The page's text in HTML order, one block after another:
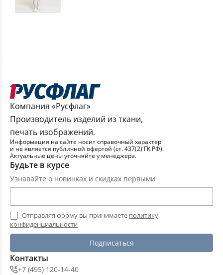
Компания «Русфлаг»
Производитель изделий из ткани,
печать изображений.
Информация на сайте носит справочный характер
и не является публичной офертой (ст. 437(2) ГК РФ).
Актуальные цены уточняйте у менеджера.
Будьте в курсе
Узнавайте о новинках и скидках первыми
Отправляя форму вы принимаете политику
конфиденциальности
Подписаться
Контакты
+7 (495) 120-14-40